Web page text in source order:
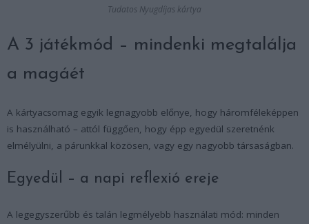
Tudatos Nyugdíjas kártya
A 3 játékmód – mindenki megtalálja
a magáét
A kártyacsomag egyik legnagyobb előnye, hogy háromféleképpen
is használható – attól függően, hogy épp egyedül szeretnénk
elmélyülni, a párunkkal közösen, vagy egy nagyobb társaságban.
Egyedül – a napi reflexió ereje
A legegyszerűbb és talán legmélyebb használati mód: minden